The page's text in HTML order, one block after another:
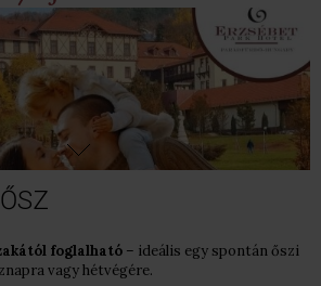
foglalható – ideális egy spontán őszi
vagy hétvégére.